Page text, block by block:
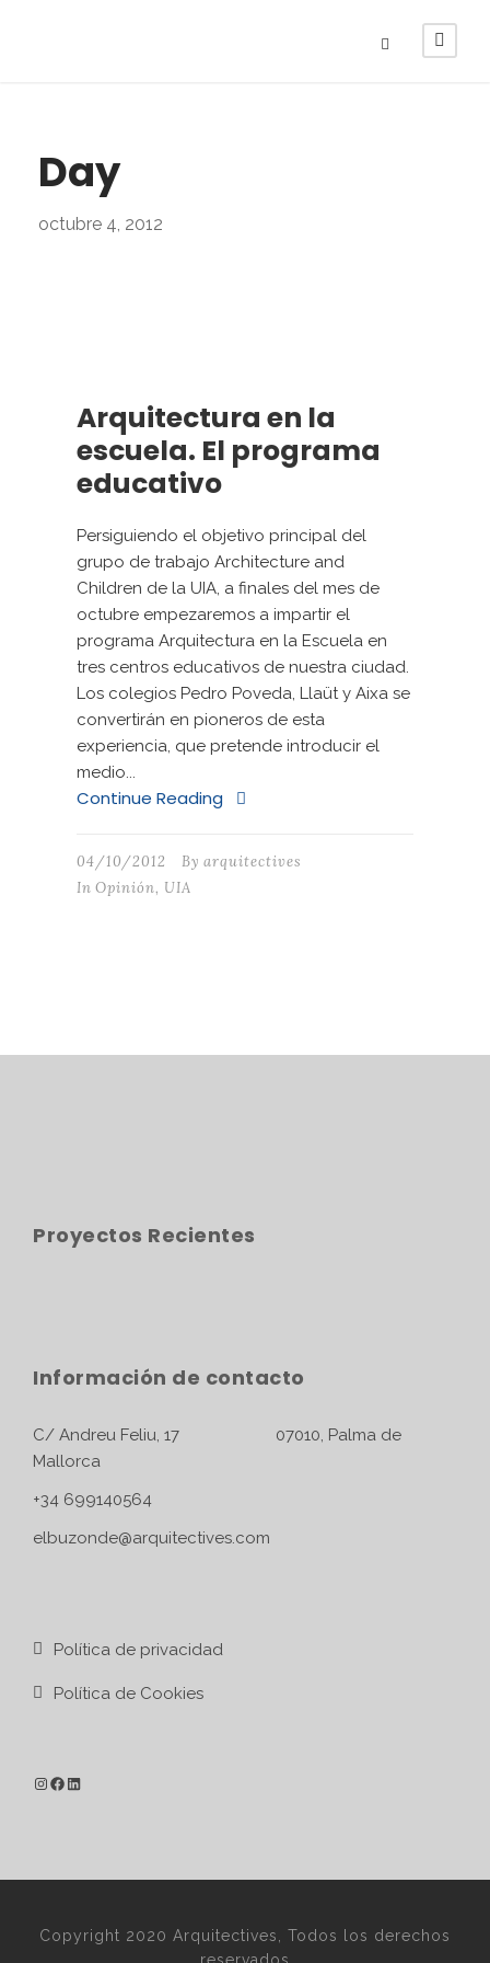
Day
octubre 4, 2012
Arquitectura en la
escuela. El programa
educativo
Persiguiendo el objetivo principal del
grupo de trabajo Architecture and
Children de la UIA, a finales del mes de
octubre empezaremos a impartir el
programa Arquitectura en la Escuela en
tres centros educativos de nuestra ciudad.
Los colegios Pedro Poveda, Llaüt y Aixa se
convertirán en pioneros de esta
experiencia, que pretende introducir el
medio...
Continue Reading
04/10/2012 By arquitectives
In Opinión, UIA
Proyectos Recientes
Información de contacto
C/ Andreu Feliu, 17 07010, Palma de
Mallorca
+34 699140564
elbuzonde@arquitectives.com
Política de privacidad
Política de Cookies
Copyright 2020 Arquitectives, Todos los derechos